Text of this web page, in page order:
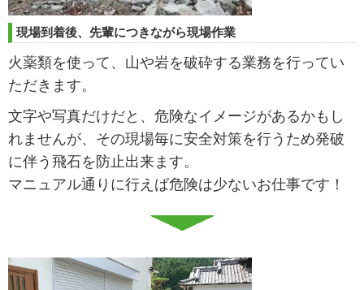
現場到着後、先輩につきながら現場作業
火薬類を使って、山や岩を破砕する業務を行ってい
ただきます。
文字や写真だけだと、危険なイメージがあるかもし
れませんが、その現場毎に安全対策を行うため発破
に伴う飛石を防止出来ます。
マニュアル通りに行えば危険は少ないお仕事です！